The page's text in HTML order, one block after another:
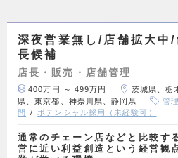
深夜営業無し/店舗拡大
長候補
店長・販売・店舗管理
400万円 ～ 499万円
茨城県、栃
県、東京都、神奈川県、静岡県
管
問
ポテンシャル採用（未経験可）
通常のチェーン店などと比較す
営に近い利益創造という経営観